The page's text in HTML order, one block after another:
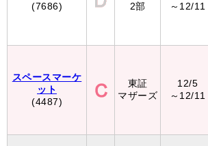
(7686)
スペースマーケ
ット
(4487)
2部
～12/11
東証
マザーズ
12/5
～12/11